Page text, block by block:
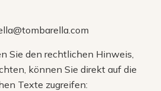
Sie den rechtlichen Hinweis,
können Sie direkt auf die
Texte zugreifen: